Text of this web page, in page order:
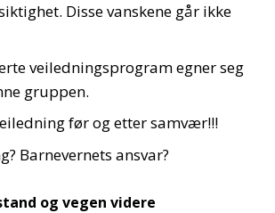
Disse vanskene går ikke
veiledningsprogram egner seg
gruppen.
før og etter samvær!!!
Barnevernets ansvar?
og vegen videre